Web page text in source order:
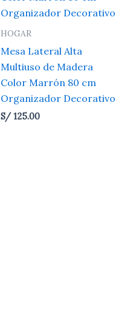
HOGAR
Mesa Lateral Alta
Multiuso de Madera
Color Marrón 80 cm
Organizador Decorativo
S/125.00